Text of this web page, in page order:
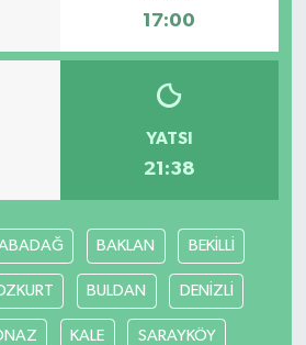
17:00
YATSI
21:38
BAKLAN BEKİLLİ
BULDAN DENİZLİ
KALE SARAYKÖY